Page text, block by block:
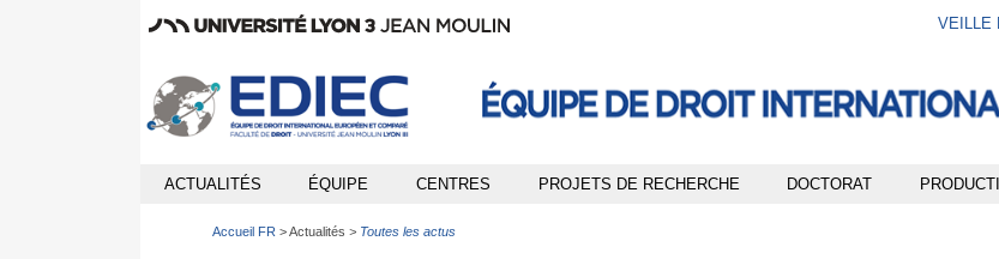
VEILLE
ACTUALITÉS ÉQUIPE CENTRES PROJETS DE RECHERCHE DOCTORAT
Accueil FR Actualités Toutes les actus